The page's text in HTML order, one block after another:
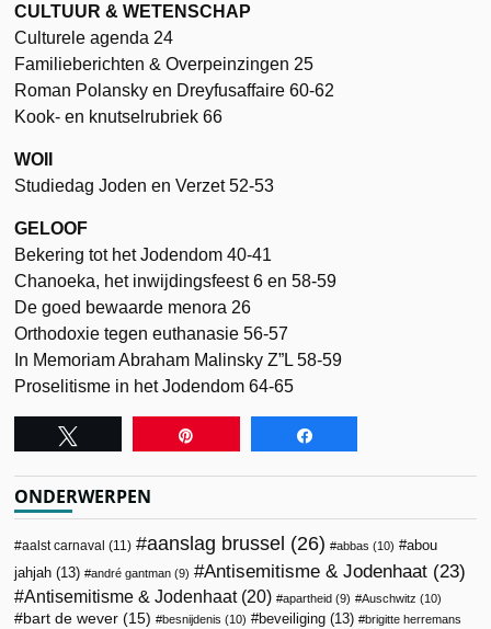
CULTUUR & WETENSCHAP
Culturele agenda 24
Familieberichten & Overpeinzingen 25
Roman Polansky en Dreyfusaffaire 60-62
Kook- en knutselrubriek 66
WOII
Studiedag Joden en Verzet 52-53
GELOOF
Bekering tot het Jodendom 40-41
Chanoeka, het inwijdingsfeest 6 en 58-59
De goed bewaarde menora 26
Orthodoxie tegen euthanasie 56-57
In Memoriam Abraham Malinsky Z”L 58-59
Proselitisme in het Jodendom 64-65
ONDERWERPEN
aalst carnaval (11) aanslag brussel (26) abbas (10)
abou
jahjah (13) andré gantman (9) Antisemitisme & Jodenhaat (23)
Antisemitisme & Jodenhaat(20) apartheid (9) Auschwitz (10)
bart de wever (15) besnijdenis (10) beveiliging (13)
brigitte herremans